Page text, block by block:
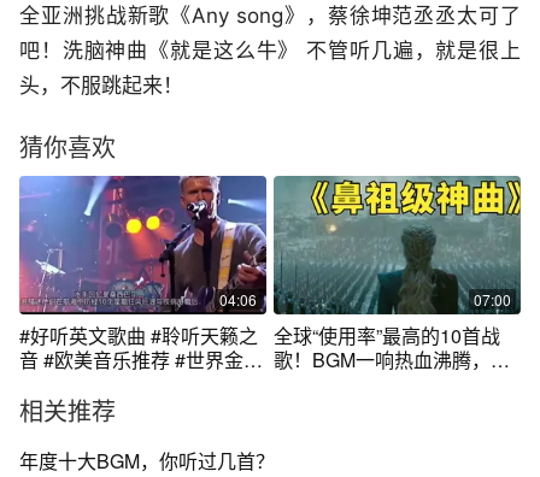
全亚洲挑战新歌《Any song》，蔡徐坤范丞丞太可了
吧！洗脑神曲《就是这么牛》 不管听几遍，就是很上
头，不服跳起来！
猜你喜欢
04:06
#好听英文歌曲 #聆听天籁之
音 #欧美音乐推荐 #世界金曲
07:00
全球“使用率”最高的10首战
歌！BGM一响热血沸腾，堪
相关推荐
年度十大BGM，你听过几首？